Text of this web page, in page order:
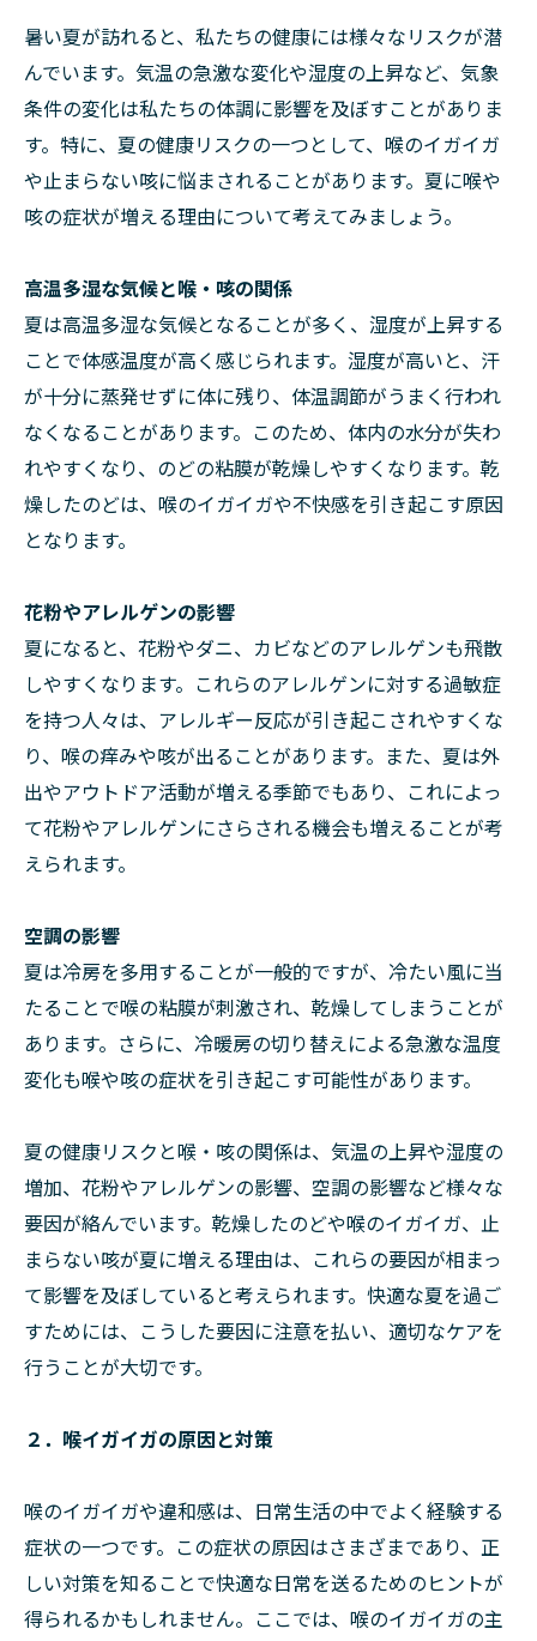
暑い夏が訪れると、私たちの健康には様々なリスクが潜
んでいます。気温の急激な変化や湿度の上昇など、気象
条件の変化は私たちの体調に影響を及ぼすことがありま
す。特に、夏の健康リスクの一つとして、喉のイガイガ
や止まらない咳に悩まされることがあります。夏に喉や
咳の症状が増える理由について考えてみましょう。
高温多湿な気候と喉・咳の関係
夏は高温多湿な気候となることが多く、湿度が上昇する
ことで体感温度が高く感じられます。湿度が高いと、汗
が十分に蒸発せずに体に残り、体温調節がうまく行われ
なくなることがあります。このため、体内の水分が失わ
れやすくなり、のどの粘膜が乾燥しやすくなります。乾
燥したのどは、喉のイガイガや不快感を引き起こす原因
となります。
花粉やアレルゲンの影響
夏になると、花粉やダニ、カビなどのアレルゲンも飛散
しやすくなります。これらのアレルゲンに対する過敏症
を持つ人々は、アレルギー反応が引き起こされやすくな
り、喉の痒みや咳が出ることがあります。また、夏は外
出やアウトドア活動が増える季節でもあり、これによっ
て花粉やアレルゲンにさらされる機会も増えることが考
えられます。
空調の影響
夏は冷房を多用することが一般的ですが、冷たい風に当
たることで喉の粘膜が刺激され、乾燥してしまうことが
あります。さらに、冷暖房の切り替えによる急激な温度
変化も喉や咳の症状を引き起こす可能性があります。
夏の健康リスクと喉・咳の関係は、気温の上昇や湿度の
増加、花粉やアレルゲンの影響、空調の影響など様々な
要因が絡んでいます。乾燥したのどや喉のイガイガ、止
まらない咳が夏に増える理由は、これらの要因が相まっ
て影響を及ぼしていると考えられます。快適な夏を過ご
すためには、こうした要因に注意を払い、適切なケアを
行うことが大切です。
２．喉イガイガの原因と対策
喉のイガイガや違和感は、日常生活の中でよく経験する
症状の一つです。この症状の原因はさまざまであり、正
しい対策を知ることで快適な日常を送るためのヒントが
得られるかもしれません。ここでは、喉のイガイガの主